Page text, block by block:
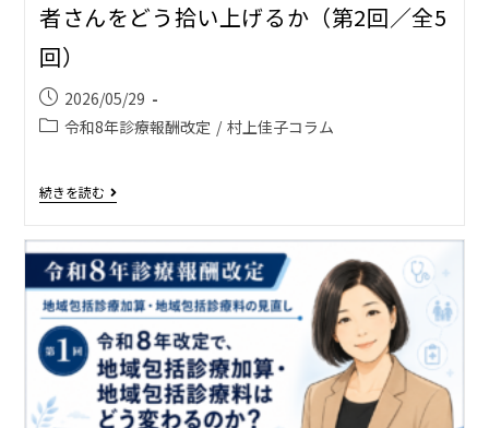
者さんをどう拾い上げるか（第2回／全5
回）
2026/05/29
令和8年診療報酬改定 / 村上佳子コラム
続きを読む